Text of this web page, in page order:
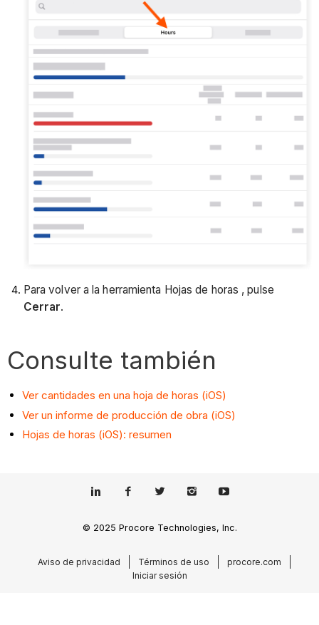
Para volver a la herramienta Hojas de horas , pulse
Cerrar.
Consulte también
Ver cantidades en una hoja de horas (iOS)
Ver un informe de producción de obra (iOS)
Hojas de horas (iOS): resumen
© 2025 Procore Technologies, Inc.
Aviso de privacidad Términos de uso
procore.com
Iniciar sesión